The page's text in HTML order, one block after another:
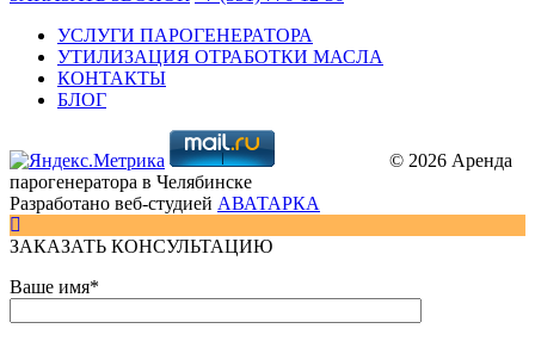
УСЛУГИ ПАРОГЕНЕРАТОРА
УТИЛИЗАЦИЯ ОТРАБОТКИ МАСЛА
КОНТАКТЫ
БЛОГ
© 2026 Аренда
парогенератора в Челябинске
Разработано веб-студией АВАТАРКА
ЗАКАЗАТЬ КОНСУЛЬТАЦИЮ
Ваше имя*